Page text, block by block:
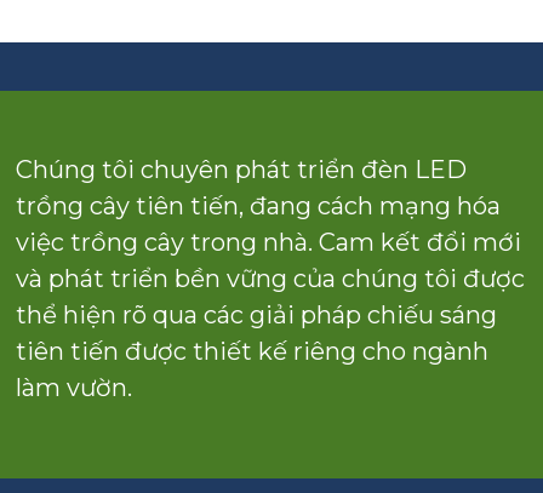
Chúng tôi chuyên phát triển đèn LED
trồng cây tiên tiến, đang cách mạng hóa
việc trồng cây trong nhà. Cam kết đổi mới
và phát triển bền vững của chúng tôi được
thể hiện rõ qua các giải pháp chiếu sáng
tiên tiến được thiết kế riêng cho ngành
làm vườn.